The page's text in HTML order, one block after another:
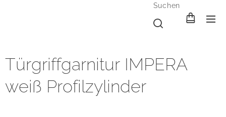
Suchen
Türgriffgarnitur IMPERA
weiß Profilzylinder